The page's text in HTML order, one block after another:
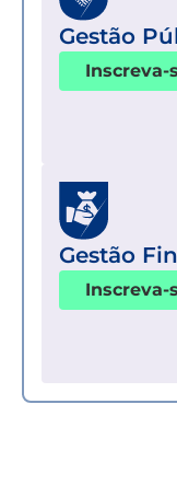
Gestão
Inscreva-
Gestão
Inscreva-